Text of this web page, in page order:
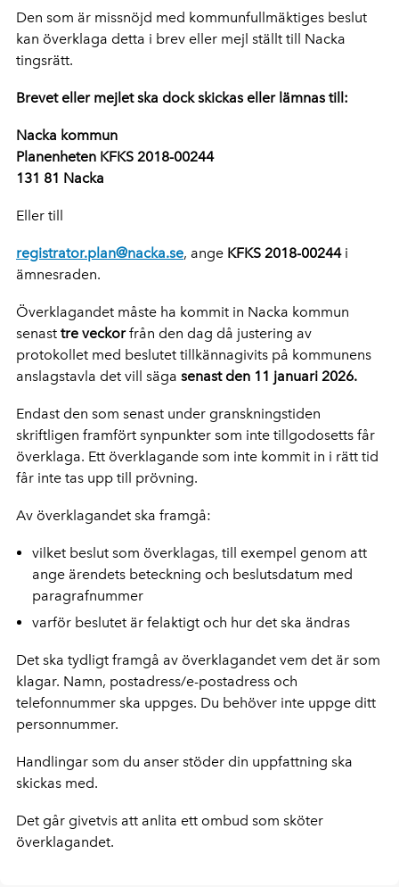
Den som är missnöjd med kommunfullmäktiges beslut
kan överklaga detta i brev eller mejl ställt till Nacka
tingsrätt.
Brevet eller mejlet ska dock skickas eller lämnas till:
Nacka kommun
Planenheten KFKS 2018-00244
131 81 Nacka
Eller till
registrator.plan@nacka.se, ange KFKS 2018-00244 i
ämnesraden.
Överklagandet måste ha kommit in Nacka kommun
senast tre veckorfrån den dag då justering av
protokollet med beslutet tillkännagivits på kommunens
anslagstavla det vill säga senast den 11 januari 2026.
Endast den som senast under granskningstiden
skriftligen framfört synpunkter som inte tillgodosetts får
överklaga. Ett överklagande som inte kommit in i rätt tid
får inte tas upp till prövning.
Av överklagandet ska framgå:
vilket beslut som överklagas, till exempel genom att
ange ärendets beteckning och beslutsdatum med
paragrafnummer
varför beslutet är felaktigt och hur det ska ändras
Det ska tydligt framgå av överklagandet vem det är som
klagar. Namn, postadress/e-postadress och
telefonnummer ska uppges. Du behöver inte uppge ditt
personnummer.
Handlingar som du anser stöder din uppfattning ska
skickas med.
Det går givetvis att anlita ett ombud som sköter
överklagandet.